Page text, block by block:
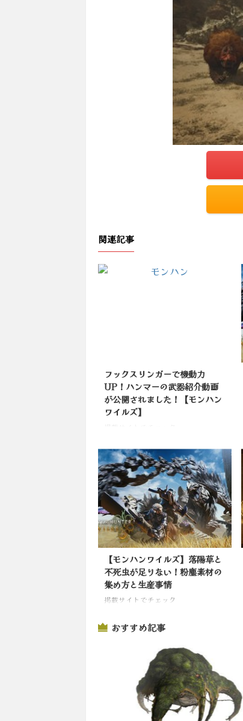
関連記事
フックスリンガーで機動力
UP！ハンマーの武器紹介動画
が公開されました！【モンハン
ワイルズ】
掲載サイトでチェック
【モンハンワイルズ】落陽草と
不死虫が足りない！粉塵素材の
集め方と生産事情
掲載サイトでチェック
おすすめ記事